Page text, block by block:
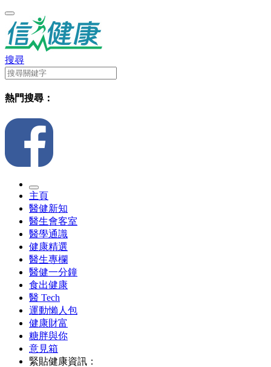
搜尋
熱門搜尋：
主頁
醫健新知
醫生會客室
醫學通識
健康精選
醫生專欄
醫健一分鐘
食出健康
醫 Tech
運動懶人包
健康財富
糖胖與你
意見箱
緊貼健康資訊：